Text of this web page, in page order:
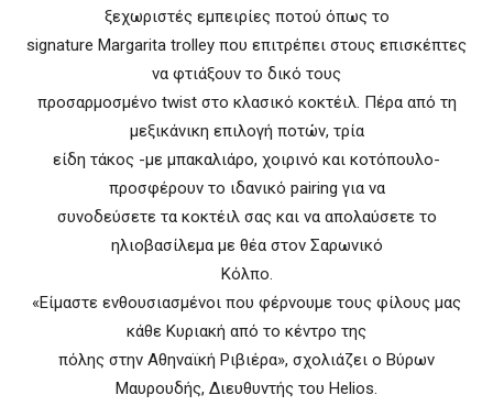
ξεχωριστές εμπειρίες ποτού όπως το
signature Margarita trolley που επιτρέπει στους επισκέπτες
να φτιάξουν το δικό τους
προσαρμοσμένο twist στο κλασικό κοκτέιλ. Πέρα από τη
μεξικάνικη επιλογή ποτών, τρία
είδη τάκος -με μπακαλιάρο, χοιρινό και κοτόπουλο-
προσφέρουν το ιδανικό pairing για να
συνοδεύσετε τα κοκτέιλ σας και να απολαύσετε το
ηλιοβασίλεμα με θέα στον Σαρωνικό
Κόλπο.
«Είμαστε ενθουσιασμένοι που φέρνουμε τους φίλους μας
κάθε Κυριακή από το κέντρο της
πόλης στην Αθηναϊκή Ριβιέρα», σχολιάζει ο Βύρων
Μαυρουδής, Διευθυντής του Helios.